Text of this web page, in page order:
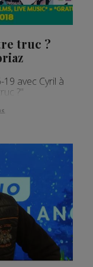
truc ?
avec Cyril à
?"